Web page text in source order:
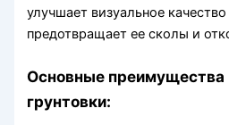
улучшает визуальное
предотвращает ее сколы и
Основные преимущества
грунтовки: